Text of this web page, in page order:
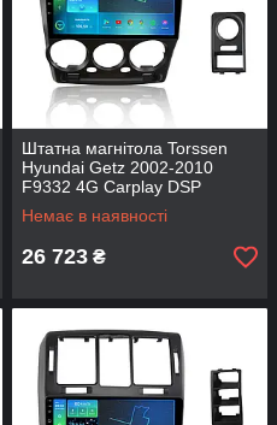
Штатна магнітола Torssen
Hyundai Getz 2002-2010
F9332 4G Carplay DSP
Немає в наявності
26 723 ₴